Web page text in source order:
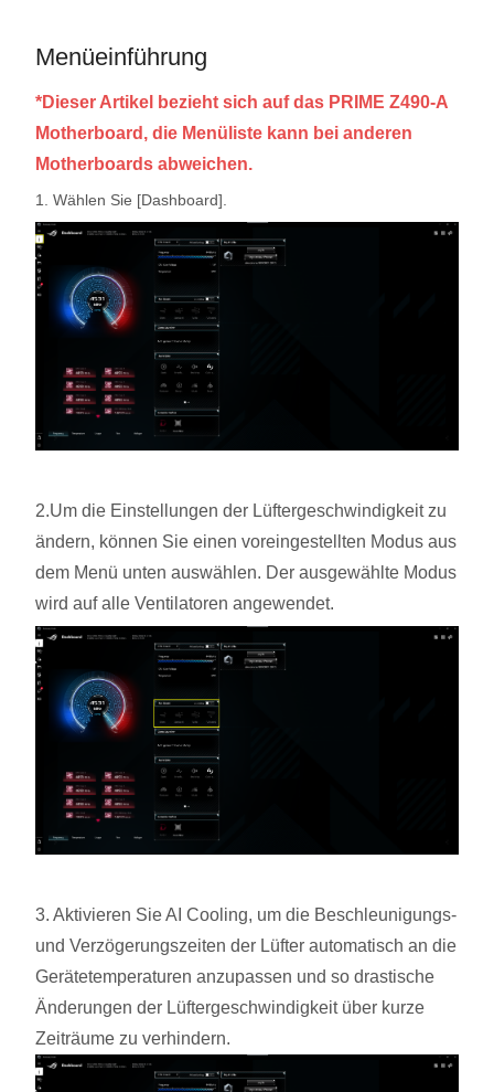
Menüeinführung
*Dieser Artikel bezieht sich auf das PRIME Z490-A
Motherboard, die Menüliste kann bei anderen
Motherboards abweichen.
1. Wählen Sie [Dashboard].
2.Um die Einstellungen der Lüftergeschwindigkeit zu
ändern, können Sie einen voreingestellten Modus aus
dem Menü unten auswählen. Der ausgewählte Modus
wird auf alle Ventilatoren angewendet.
3. Aktivieren Sie AI Cooling, um die Beschleunigungs-
und Verzögerungszeiten der Lüfter automatisch an die
Gerätetemperaturen anzupassen und so drastische
Änderungen der Lüftergeschwindigkeit über kurze
Zeiträume zu verhindern.